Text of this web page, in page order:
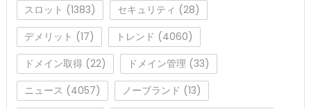
スロット (1383) セキュリティ (28)
デメリット (17) トレンド (4060)
ドメイン取得(22) ドメイン管理 (33)
ニュース (4057) ノーブランド (13)